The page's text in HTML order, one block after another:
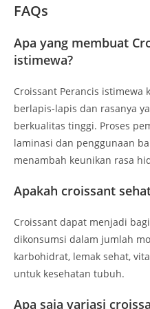
FAQs
Apa yang membuat
istimewa?
Croissant Perancis istimewa
berlapis-lapis dan rasanya
berkualitas tinggi. Proses
laminasi dan penggunaan
menambah keunikan rasa
Apakah croissant
Croissant dapat menjadi
dikonsumsi dalam jumlah
karbohidrat, lemak sehat,
untuk kesehatan tubuh.
Apa saja variasi